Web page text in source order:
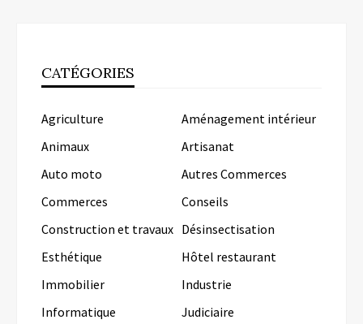
CATÉGORIES
Agriculture
Aménagement intérieur
Animaux
Artisanat
Auto moto
Autres Commerces
Commerces
Conseils
Construction et travaux Désinsectisation
Esthétique
Hôtel restaurant
Immobilier
Industrie
Informatique
Judiciaire